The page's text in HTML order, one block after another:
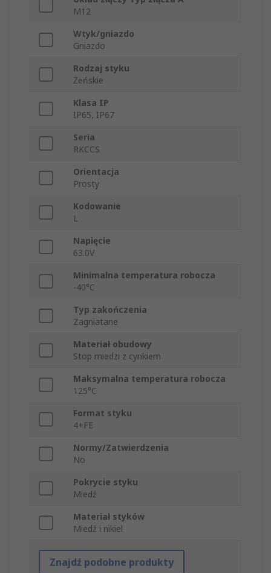
M12
Wtyk/gniazdo
Gniazdo
Rodzaj styku
Żeńskie
Klasa IP
IP65, IP67
Seria
RKCCS
Orientacja
Prosty
Kodowanie
L
Napięcie
63.0V
Minimalna temperatura robocza
-40°C
Typ zakończenia
Zagniatane
Materiał obudowy
Stop miedzi z cynkiem
Maksymalna temperatura robocza
125°C
Format styku
4+FE
Normy/Zatwierdzenia
No
Pokrycie styku
Miedź
Materiał styków
Miedź i nikiel
Znajdź podobne produkty